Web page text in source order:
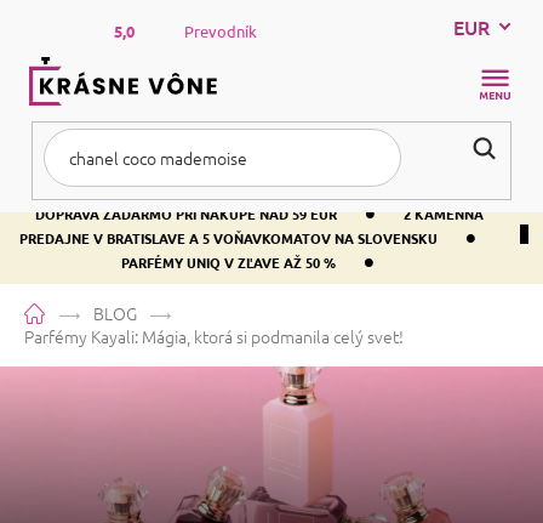
obsah
DOPRAVA ZADARMO PRI NÁKUPE NAD 59 EUR •
2 KAMENNÁ
PREDAJNE V BRATISLAVE A 5 VOŇAVKOMATOV NA SLOVENSKU
•
PARFÉMY UNIQ V ZĽAVE AŽ 50 % •
5,0 Prevodník EUR
DomovBLOG
Parfémy Kayali: Mágia, ktorá si podmanila celý svet!